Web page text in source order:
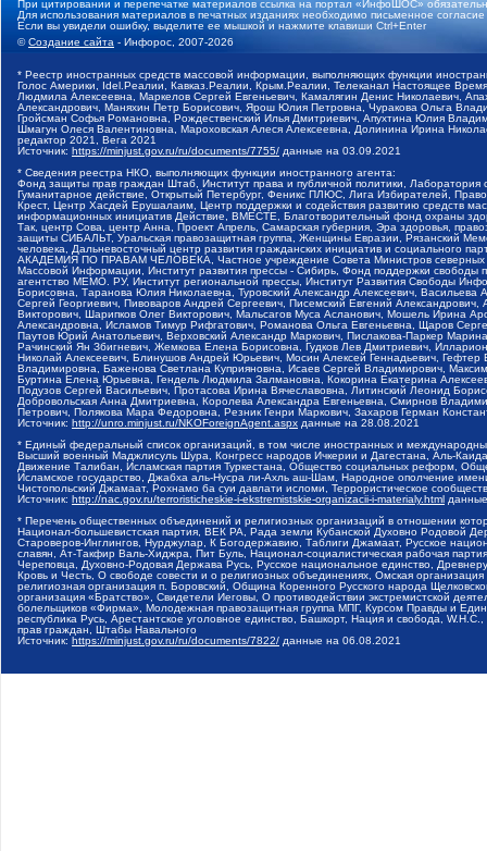
При цитировании и перепечатке материалов ссылка на портал «ИнфоШОС»
Для использования материалов в печатных изданиях необходимо письменное
Если вы увидели ошибку, выделите ее мышкой и нажмите клавиши Ctrl+Enter
©Создание сайта - Инфорос, 2007-2026
* Реестр иностранных средств массовой информации, выполняющих функции
Голос Америки, Idel.Реалии, Кавказ.Реалии, Крым.Реалии, Телеканал Настоящее
Людмила Алексеевна, Маркелов Сергей Евгеньевич, Камалягин Денис Николаевич,
Александрович, Маняхин Петр Борисович, Ярош Юлия Петровна, Чуракова Ольга
Гройсман Софья Романовна, Рождественский Илья Дмитриевич, Апухтина Юлия
Шмагун Олеся Валентиновна, Мароховская Алеся Алексеевна, Долинина Ирина
редактор 2021, Вега 2021
Источник: https://minjust.gov.ru/ru/documents/7755/ данные на 03.09.2021
* Сведения реестра НКО, выполняющих функции иностранного агента:
Фонд защиты прав граждан Штаб, Институт права и публичной политики,
Гуманитарное действие, Открытый Петербург, Феникс ПЛЮС, Лига Избирателей,
Крест, Центр Хасдей Ерушалаим, Центр поддержки и содействия развитию средств
информационных инициатив Действие, ВМЕСТЕ, Благотворительный фонд охраны
Так, центр Сова, центр Анна, Проект Апрель, Самарская губерния, Эра здоровья,
защиты СИБАЛЬТ, Уральская правозащитная группа, Женщины Евразии, Рязанский
человека, Дальневосточный центр развития гражданских инициатив и социального
АКАДЕМИЯ ПО ПРАВАМ ЧЕЛОВЕКА, Частное учреждение Совета Министров северных
Массовой Информации, Институт развития прессы - Сибирь, Фонд поддержки
агентство МЕМО. РУ, Институт региональной прессы, Институт Развития Свободы
Борисовна, Таранова Юлия Николаевна, Туровский Александр Алексеевич,
Сергей Георгиевич, Пивоваров Андрей Сергеевич, Писемский Евгений
Викторович, Шарипков Олег Викторович, Мальсагов Муса Асланович, Мошель Ирина
Александровна, Исламов Тимур Рифгатович, Романова Ольга Евгеньевна, Щаров
Паутов Юрий Анатольевич, Верховский Александр Маркович, Пислакова-Паркер
Рачинский Ян Збигневич, Жемкова Елена Борисовна, Гудков Лев Дмитриевич,
Николай Алексеевич, Блинушов Андрей Юрьевич, Мосин Алексей Геннадьевич,
Владимировна, Баженова Светлана Куприяновна, Исаев Сергей Владимирович,
Буртина Елена Юрьевна, Гендель Людмила Залмановна, Кокорина Екатерина
Подузов Сергей Васильевич, Протасова Ирина Вячеславовна, Литинский Леонид
Добровольская Анна Дмитриевна, Королева Александра Евгеньевна, Смирнов
Петрович, Полякова Мара Федоровна, Резник Генри Маркович, Захаров Герман
Источник: http://unro.minjust.ru/NKOForeignAgent.aspx данные на 28.08.2021
* Единый федеральный список организаций, в том числе иностранных и
Высший военный Маджлисуль Шура, Конгресс народов Ичкерии и Дагестана, Аль-
Движение Талибан, Исламская партия Туркестана, Общество социальных реформ,
Исламское государство, Джабха аль-Нусра ли-Ахль аш-Шам, Народное ополчение
Чистопольский Джамаат, Рохнамо ба суи давлати исломи, Террористическое
Источник: http://nac.gov.ru/terroristicheskie-i-ekstremistskie-organizacii-i-materialy.html
* Перечень общественных объединений и религиозных организаций в отношении
Национал-большевистская партия, ВЕК РА, Рада земли Кубанской Духовно Родовой
Староверов-Инглингов, Нурджулар, К Богодержавию, Таблиги Джамаат, Русское
славян, Ат-Такфир Валь-Хиджра, Пит Буль, Национал-социалистическая рабочая
Череповца, Духовно-Родовая Держава Русь, Русское национальное единство,
Кровь и Честь, О свободе совести и о религиозных объединениях, Омская
религиозная организация п. Боровский, Община Коренного Русского народа
организация «Братство», Свидетели Иеговы, О противодействии экстремистской
болельщиков «Фирма», Молодежная правозащитная группа МПГ, Курсом Правды и
республика Русь, Арестантское уголовное единство, Башкорт, Нация и свобода,
прав граждан, Штабы Навального
Источник: https://minjust.gov.ru/ru/documents/7822/ данные на 06.08.2021